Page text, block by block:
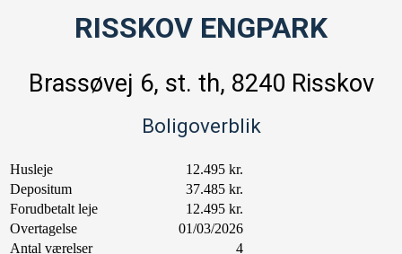
RISSKOV ENGPARK
Brassøvej 6, st. th, 8240 Risskov
Boligoverblik
Husleje
12.495 kr.
Depositum
37.485 kr.
Forudbetalt leje
12.495 kr.
Overtagelse
01/03/2026
Antal værelser
4